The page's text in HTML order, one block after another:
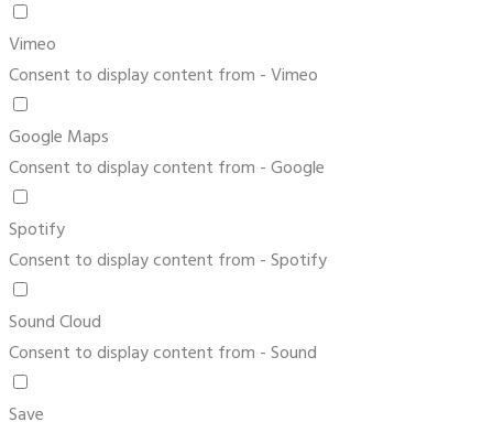
Vimeo
Consent to display content from - Vimeo
Google Maps
Consent to display content from - Google
Spotify
Consent to display content from - Spotify
Sound Cloud
Consent to display content from - Sound
Save